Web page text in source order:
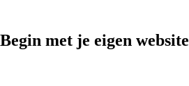
Begin met je eigen website